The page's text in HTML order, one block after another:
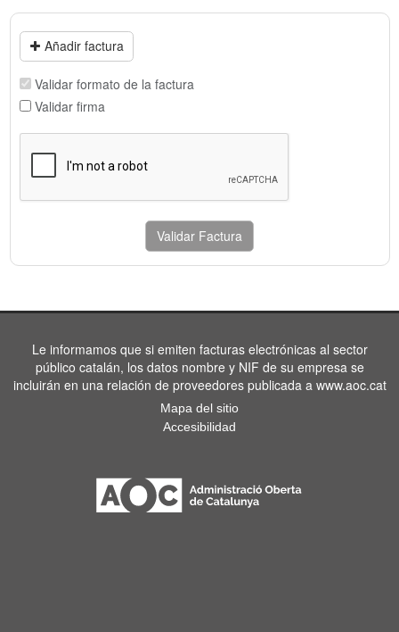
Añadir factura
Validar formato de la factura
Validar firma
Validar Factura
Le informamos que si emiten facturas electrónicas al sector
público catalán, los datos nombre y NIF de su empresa se
incluirán en una relación de proveedores publicada a www.aoc.cat
Mapa del sitio
Accesibilidad